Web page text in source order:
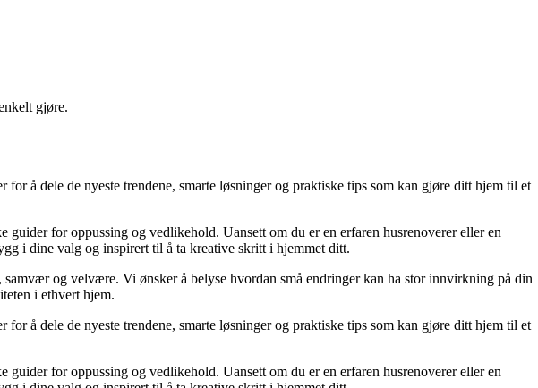
gjøre.
å dele de nyeste trendene, smarte løsninger og praktiske tips som kan gjøre ditt hjem til et
for oppussing og vedlikehold. Uansett om du er en erfaren husrenoverer eller en
i dine valg og inspirert til å ta kreative skritt i hjemmet ditt.
og velvære. Vi ønsker å belyse hvordan små endringer kan ha stor innvirkning på din
i ethvert hjem.
å dele de nyeste trendene, smarte løsninger og praktiske tips som kan gjøre ditt hjem til et
for oppussing og vedlikehold. Uansett om du er en erfaren husrenoverer eller en